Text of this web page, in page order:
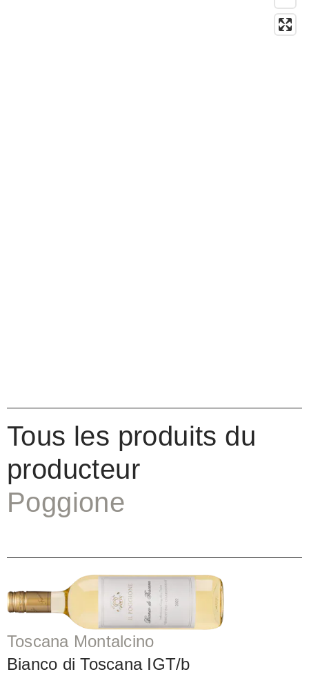
Tous les produits du
producteur
Poggione
Toscana Montalcino
Bianco di Toscana IGT/b